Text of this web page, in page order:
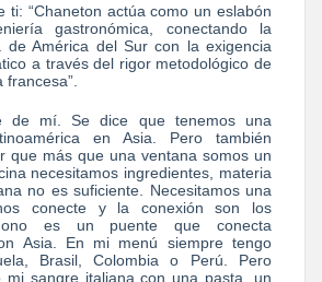
ti: “Chaneton actúa como un eslabón
gastronómica, conectando la
de América del Sur con la exigencia
a través del rigor metodológico de
de mí. Se dice que tenemos una
en Asia. Pero también
que más que una ventana somos un
necesitamos ingredientes, materia
no es suficiente. Necesitamos una
conecte y la conexión son los
es un puente que conecta
Asia. En mi menú siempre tengo
Brasil, Colombia o Perú. Pero
mi sangre italiana con una pasta, un